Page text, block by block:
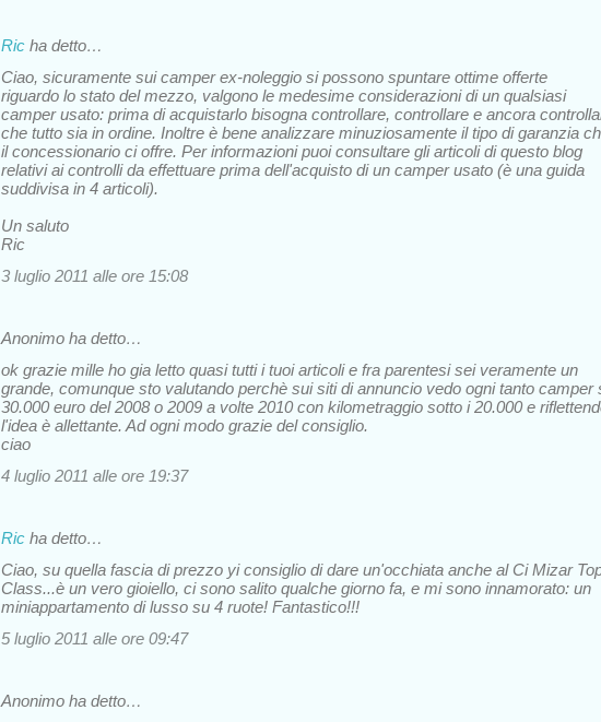
Ric ha detto…
Ciao, sicuramente sui camper ex-noleggio si possono spuntare ottime offerte
riguardo lo stato del mezzo, valgono le medesime considerazioni di un qualsiasi
camper usato: prima di acquistarlo bisogna controllare, controllare e ancora
che tutto sia in ordine. Inoltre è bene analizzare minuziosamente il tipo di garanzia
il concessionario ci offre. Per informazioni puoi consultare gli articoli di questo blog
relativi ai controlli da effettuare prima dell'acquisto di un camper usato (è una guida
suddivisa in 4 articoli).
Un saluto
Ric
3 luglio 2011 alle ore 15:08
Anonimo ha detto…
ok grazie mille ho gia letto quasi tutti i tuoi articoli e fra parentesi sei veramente un
grande, comunque sto valutando perchè sui siti di annuncio vedo ogni tanto camper
30.000 euro del 2008 o 2009 a volte 2010 con kilometraggio sotto i 20.000 e
l'idea è allettante. Ad ogni modo grazie del consiglio.
ciao
4 luglio 2011 alle ore 19:37
Ric ha detto…
Ciao, su quella fascia di prezzo yi consiglio di dare un'occhiata anche al Ci Mizar
Class...è un vero gioiello, ci sono salito qualche giorno fa, e mi sono innamorato: un
miniappartamento di lusso su 4 ruote! Fantastico!!!
5 luglio 2011 alle ore 09:47
Anonimo ha detto…